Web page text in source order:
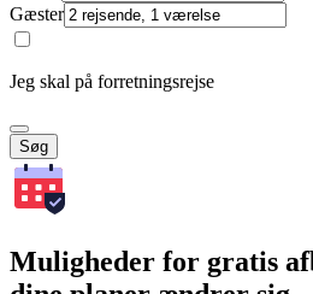
Gæster
Jeg skal på forretningsrejse
Søg
Muligheder for gratis